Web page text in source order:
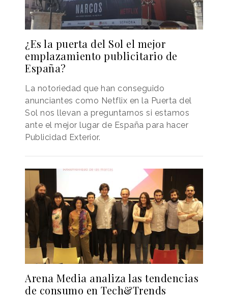
¿Es la puerta del Sol el mejor
emplazamiento publicitario de
España?
La notoriedad que han conseguido
anunciantes como Netflix en la Puerta del
Sol nos llevan a preguntarnos si estamos
ante el mejor lugar de España para hacer
Publicidad Exterior.
Arena Media analiza las tendencias
de consumo en Tech&Trends